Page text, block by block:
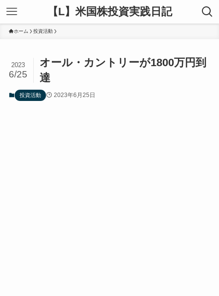
【L】米国株投資実践日記
ホーム 投資活動
オール・カントリーが1800万円到
達
2023
6/25
投資活動 2023年6月25日